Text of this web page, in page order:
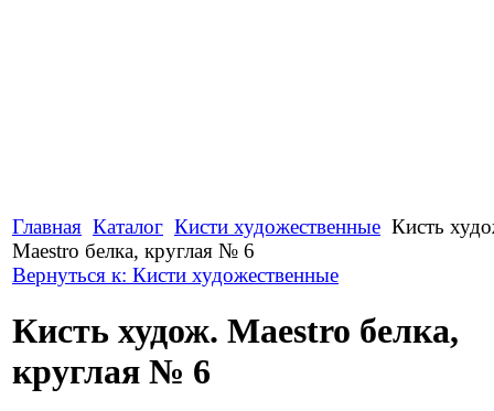
Главная Каталог Кисти художественные Кисть
Maestro белка, круглая № 6
Вернуться к: Кисти художественные
Кисть худож. Maestro белка,
круглая № 6